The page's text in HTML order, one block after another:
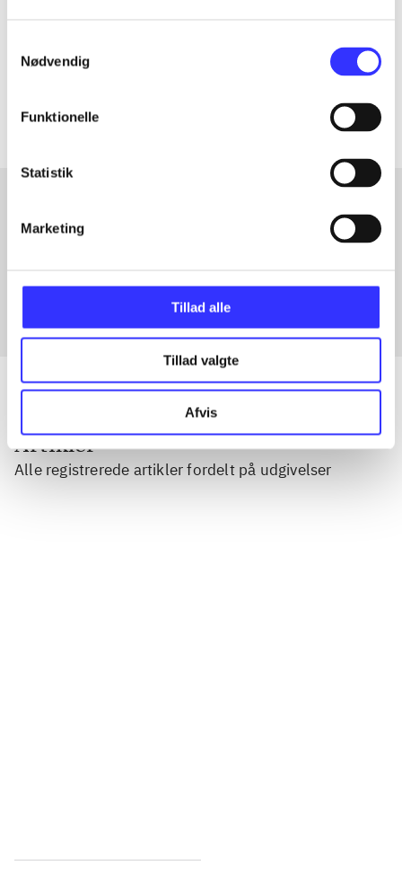
Nødvendig
Funktionelle
Statistik
Marketing
Tillad alle
Tillad valgte
Afvis
Artikler med samme emner
Artikler
Alle registrerede artikler fordelt på udgivelser